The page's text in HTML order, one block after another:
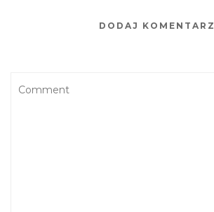
DODAJ KOMENTARZ